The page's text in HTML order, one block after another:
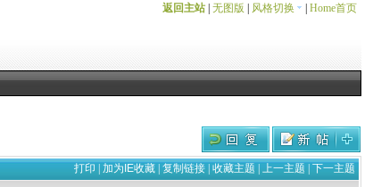
返回主站| 无图版 风格切换 Home首页
打印 加为IE收藏| 复制链接| 收藏主题 上一主题 下一主题